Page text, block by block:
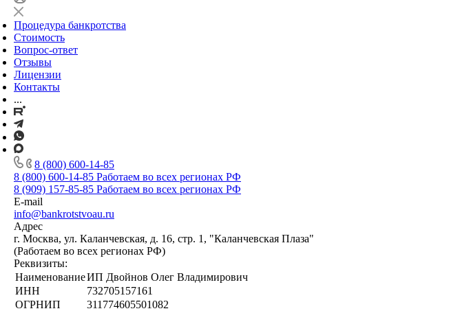
Процедура банкротства
Стоимость
Вопрос-ответ
Отзывы
Лицензии
Контакты
...
8 (800) 600-14-85
8 (800) 600-14-85 Работаем во всех регионах РФ
8 (909) 157-85-85 Работаем во всех регионах РФ
E-mail
info@bankrotstvoau.ru
Адрес
г. Москва, ул. Каланчевская, д. 16, стр. 1, "Каланчевская Плаза"
(Работаем во всех регионах РФ)
Реквизиты:
НаименованиеИП Двойнов Олег Владимирович
ИНН
732705157161
ОГРНИП
311774605501082